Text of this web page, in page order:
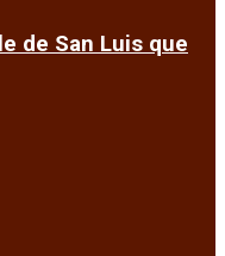
de San Luis que